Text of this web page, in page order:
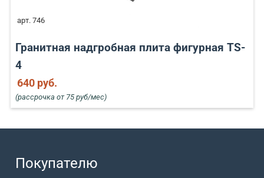
арт. 746
Гранитная надгробная плита фигурная TS-
4
640 руб.
(рассрочка от 75 руб/мес)
Покупателю